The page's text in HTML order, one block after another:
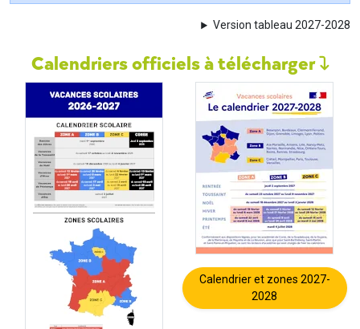
Version tableau 2027-2028
Calendriers officiels à télécharger
Calendrier et zones 2027-
2028